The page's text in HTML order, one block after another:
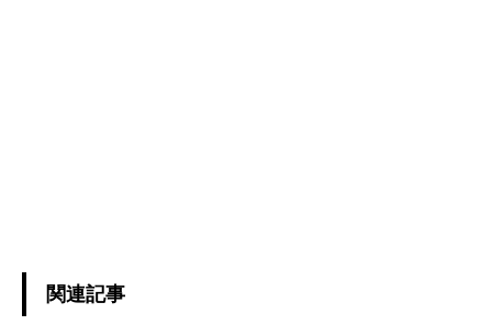
関連記事